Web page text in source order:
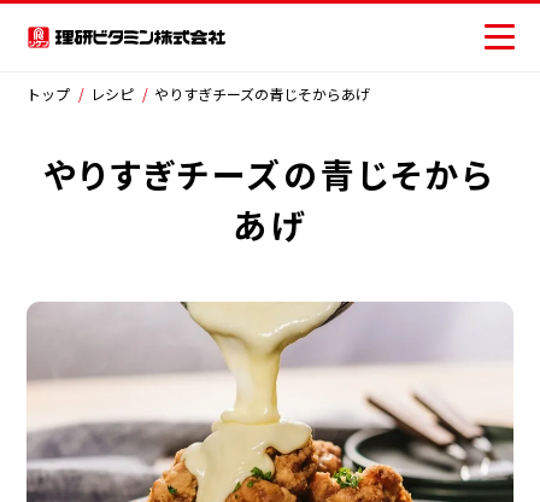
ニュース
商品情報
おいしさの提案
お客様相談センター
安全・安心への取り組み
トップ レシピ やりすぎチーズの青じそからあげ
やりすぎチーズの青じそから
あげ
×
ジャンルから探す
サラダ 主菜
副菜・その他
ごはん類・丼物
ピザ・パン類